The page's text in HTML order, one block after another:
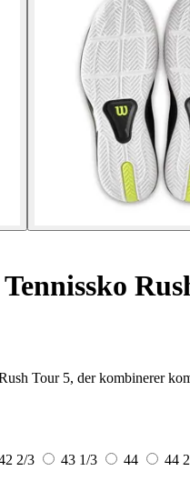
Tennissko
Tour 5, der kombinerer
2/3 43 1/3 44 44